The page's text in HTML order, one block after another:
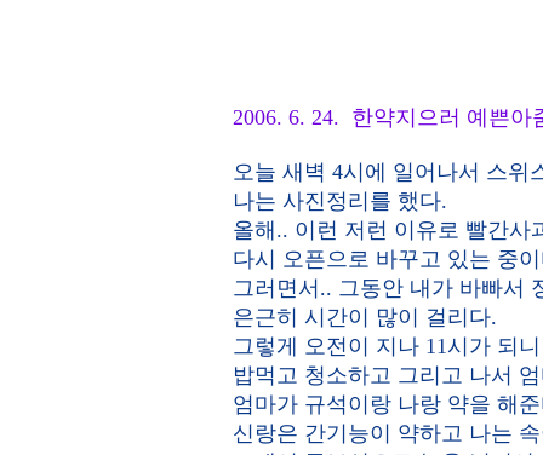
2006. 6. 24. 한약지으러 예쁜아
오늘 새벽 4시에 일어나서 스위
나는 사진정리를 했다.
올해.. 이런 저런 이유로 빨간사
다시 오픈으로 바꾸고 있는 중
그러면서.. 그동안 내가 바빠서
은근히 시간이 많이 걸리다.
그렇게 오전이 지나 11시가 되
밥먹고 청소하고 그리고 나서
엄마가 규석이랑 나랑 약을 해
신랑은 간기능이 약하고 나는